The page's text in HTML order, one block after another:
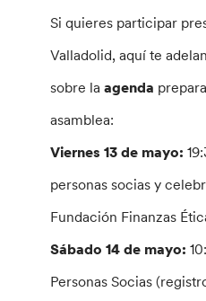
Si quieres participar
Valladolid, aquí te
sobre laagenda
asamblea:
Viernes 13 de mayo:
personas socias y
Fundación Finanzas
Sábado 14 de mayo:
Personas Socias